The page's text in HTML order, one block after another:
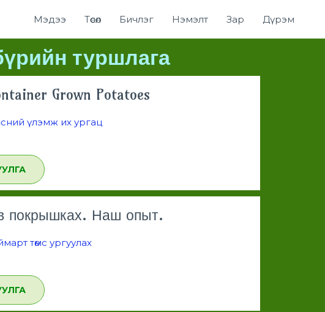
Мэдээ Төсөл Бичлэг Нэмэлт Зар Дүрэм
туршлага
Grown Potatoes
үлэмж их ургац
покрышках. Наш опыт.
төмс ургуулах